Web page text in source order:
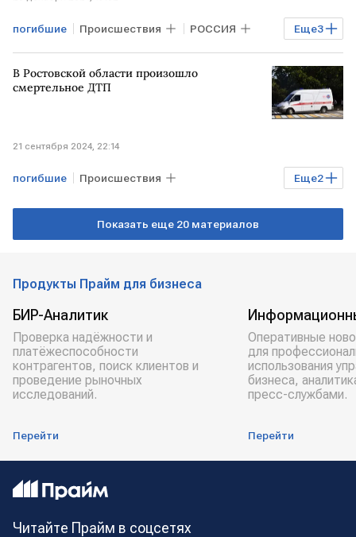
Еще3
погибшие Происшествия РОССИЯ
Александр Хинштейн ракетные удары
ВСУ
В Ростовской области произошло
смертельное ДТП
21 сентября 2024, 22:14
Еще2
погибшие Происшествия
Ростовская область
ДТП
Показать еще 20 материалов
Продукты Прайм для бизнеса
БИР-Аналитик
Проверка надёжности и
платёжеспособности
контрагентов, поиск клиентов и
проведение рыночных
исследований.
Перейти
Оперативные
для
использования
бизнеса,
пресс-службами.
Перейти
Читайте Прайм в соцсетях